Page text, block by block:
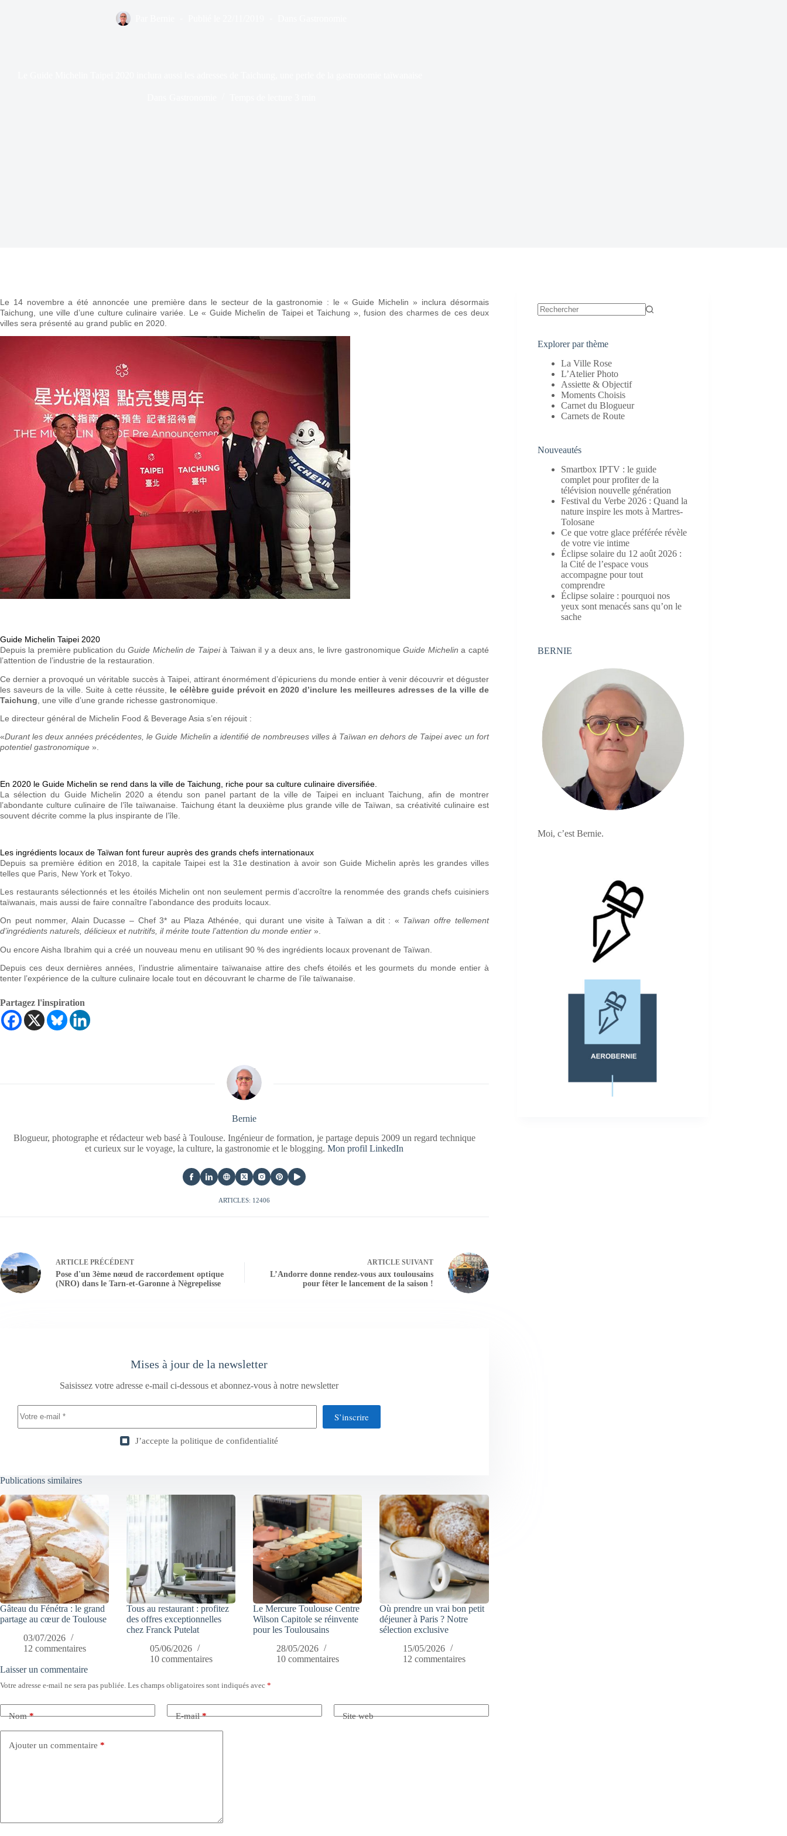
Le 14 novembre a été annoncée une première dans le secteur de la gastronomie : le « Guide Michelin » inclura désormais
Taichung, une ville d’une culture culinaire variée. Le « Guide Michelin de Taipei et Taichung », fusion des charmes de ces deux
villes sera présenté au grand public en 2020.
Guide Michelin Taipei 2020
Depuis la première publication duGuide Michelin de Taipeià Taiwan il y a deux ans, le livre gastronomiqueGuide Michelina capté
l’attention de l’industrie de la restauration.
Ce dernier a provoqué un véritable succès à Taipei, attirant énormément d’épicuriens du monde entier à venir découvrir et déguster
les saveurs de la ville. Suite à cette réussite, le célèbre guide prévoit en 2020 d’inclure les meilleures adresses de la ville de
Taichung , une ville d’une grande richesse gastronomique.
Le directeur général de Michelin Food & Beverage Asia s’en réjouit :
«Durant les deux années précédentes, le Guide Michelin a identifié de nombreuses villes à Taïwan en dehors de Taipei avec un fort
potentiel gastronomique ».
En 2020 le Guide Michelin se rend dans la ville de Taichung, riche pour sa culture culinaire diversifiée.
La sélection du Guide Michelin 2020 a étendu son panel partant de la ville de Taipei en incluant Taichung, afin de montrer
l’abondante culture culinaire de l’île taïwanaise. Taichung étant la deuxième plus grande ville de Taïwan, sa créativité culinaire est
souvent décrite comme la plus inspirante de l’île.
Les ingrédients locaux de Taïwan font fureur auprès des grands chefs internationaux
Depuis sa première édition en 2018, la capitale Taipei est la 31e destination à avoir son Guide Michelin après les grandes villes
telles que Paris, New York et Tokyo.
Les restaurants sélectionnés et les étoilés Michelin ont non seulement permis d’accroître la renommée des grands chefs cuisiniers
taïwanais, mais aussi de faire connaître l’abondance des produits locaux.
On peut nommer, Alain Ducasse – Chef 3* au Plaza Athénée, qui durant une visite à Taïwan a dit : « Taïwan offre tellement
d’ingrédients naturels, délicieux et nutritifs, il mérite toute l’attention du monde entier ».
Ou encore Aisha Ibrahim qui a créé un nouveau menu en utilisant 90 % des ingrédients locaux provenant de Taïwan.
Depuis ces deux dernières années, l’industrie alimentaire taïwanaise attire des chefs étoilés et les gourmets du monde entier à
tenter l’expérience de la culture culinaire locale tout en découvrant le charme de l’ile taïwanaise.
Partagez l'inspiration
Bernie
Blogueur, photographe et rédacteur web basé à Toulouse. Ingénieur de formation, je partage depuis 2009 un regard technique
et curieux sur le voyage, la culture, la gastronomie et le blogging.Mon profil LinkedIn
ARTICLES: 12406
ARTICLE PRÉCÉDENT
Pose d'un 3ème nœud de raccordement optique
(NRO) dans le Tarn-et-Garonne à Nègrepelisse
ARTICLESUIVANT
L’Andorre donne rendez-vous aux toulousains
pour fêter le lancement de la saison !
Mises à jour de la newsletter
Saisissez votre adresse e-mail ci-dessous et abonnez-vous à notre newsletter
S’inscrire
J’accepte la politique de confidentialité
Publications similaires
Gâteau du Fénétra : le grand
partage au cœur de Toulouse
03/07/2026
12 commentaires
Tous au restaurant : profitez
des offres exceptionnelles
chez Franck Putelat
05/06/2026
10 commentaires
Le Mercure Toulouse Centre
Wilson Capitole se réinvente
pour les Toulousains
28/05/2026
10 commentaires
Où prendre un vrai bon petit
déjeuner à Paris ? Notre
sélection exclusive
15/05/2026
12 commentaires
Laisser un commentaire
Votre adresse e-mail ne sera pas publiée. Les champs obligatoires sont indiqués avec *
Nom* E-mail* Site web
Ajouter un commentaire *
Explorer par thème
La Ville Rose
L’Atelier Photo
Assiette & Objectif
Moments Choisis
Carnet du Blogueur
Carnets de Route
Nouveautés
Smartbox IPTV : le guide
complet pour profiter de la
télévision nouvelle génération
Festival du Verbe 2026 : Quand la
nature inspire les mots à Martres-
Tolosane
Ce que votre glace préférée révèle
de votre vie intime
Éclipse solaire du 12 août 2026 :
la Cité de l’espace vous
accompagne pour tout
comprendre
Éclipse solaire : pourquoi nos
yeux sont menacés sans qu’on le
sache
BERNIE
Moi, c’est Bernie.